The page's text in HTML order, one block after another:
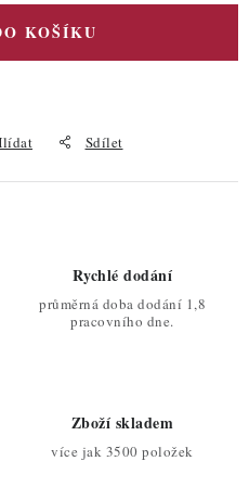
KOŠÍKU
Sdílet
Rychlé dodání
průměrná doba dodání 1,8
pracovního dne.
Zboží skladem
více jak 3500 položek